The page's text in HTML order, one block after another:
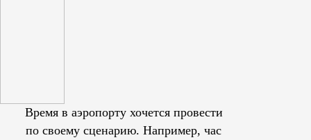
Время в аэропорту хочется провести
по своему сценарию. Например, час